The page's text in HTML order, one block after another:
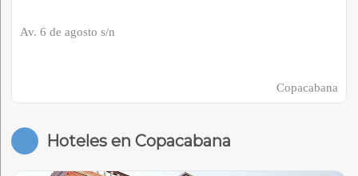
Av. 6 de agosto s/n
Copacabana
Hoteles en Copacabana